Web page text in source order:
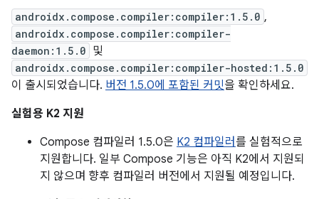
androidx.compose.compiler:compiler:1.5.0 ,
androidx.compose.compiler:compiler-
daemon:1.5.0 및
androidx.compose.compiler:compiler-hosted:1.5.0
이 출시되었습니다. 버전 1.5.0에 포함된 커밋을 확인하세요.
실험용 K2 지원
Compose 컴파일러 1.5.0은 K2 컴파일러 를 실험적으로
지원합니다. 일부 Compose 기능은 아직 K2에서 지원되
지 않으며 향후 컴파일러 버전에서 지원될 예정입니다.